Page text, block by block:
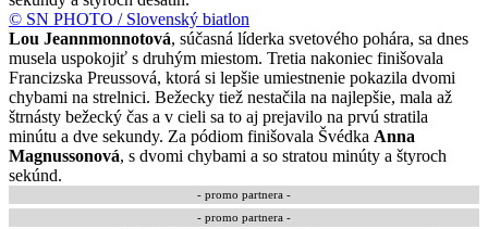
© SN PHOTO / Slovenský biatlon
Lou Jeannmonnotová, súčasná líderka svetového pohára, sa dnes
musela uspokojiť s druhým miestom. Tretia nakoniec finišovala
Francizska Preussová, ktorá si lepšie umiestnenie pokazila dvomi
chybami na strelnici. Bežecky tiež nestačila na najlepšie, mala až
štrnásty bežecký čas a v cieli sa to aj prejavilo na prvú stratila
minútu a dve sekundy. Za pódiom finišovala Švédka Anna
Magnussonová, s dvomi chybami a so stratou minúty a štyroch
sekúnd.
- promo partnera -
- promo partnera -